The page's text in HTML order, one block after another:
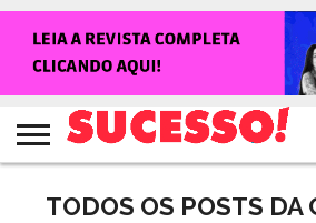
NOTÍCIAS
SHOWS
ENTREVISTAS
CLIQUES
RANKING
CROWLEY
TV
SUCESSO!
REVISTA
SUCESSO!
TODOS OS POSTS DA